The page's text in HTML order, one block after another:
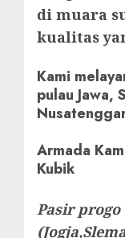
di muara
kualitas
Kami
pulau Jawa,
Armada
Kubik
Pasir